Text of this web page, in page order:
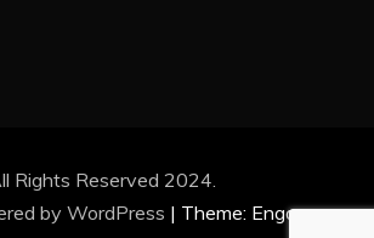
Rights Reserved 2024.
by WordPress | Theme: Engage